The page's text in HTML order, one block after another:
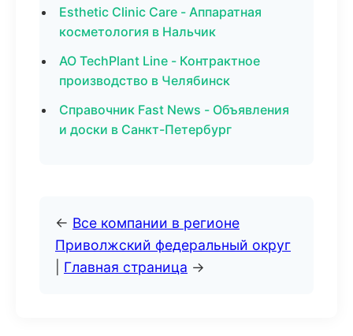
Esthetic Clinic Care - Аппаратная
косметология в Нальчик
АО TechPlant Line - Контрактное
производство в Челябинск
Справочник Fast News - Объявления
и доски в Санкт-Петербург
← Все компании в регионе
Приволжский федеральный округ
Главная страница →